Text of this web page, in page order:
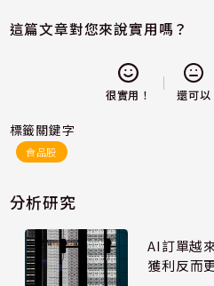
這篇文章對您來說實用嗎？
很實用！ 還可以
標籤關鍵字
食品股
分析研究
AI訂單越
獲利反而